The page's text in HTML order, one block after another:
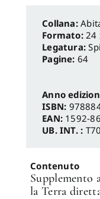
Formato: 24
Legatura:
Pagine: 64
Anno
ISBN:
EAN: 1592-
UB. INT. :
Contenuto
Supplemento
la Terra